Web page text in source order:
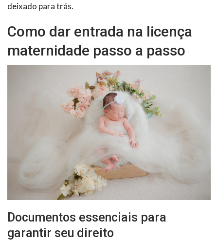
deixado para trás.
Como dar entrada na licença
maternidade passo a passo
Documentos essenciais para
garantir seu direito